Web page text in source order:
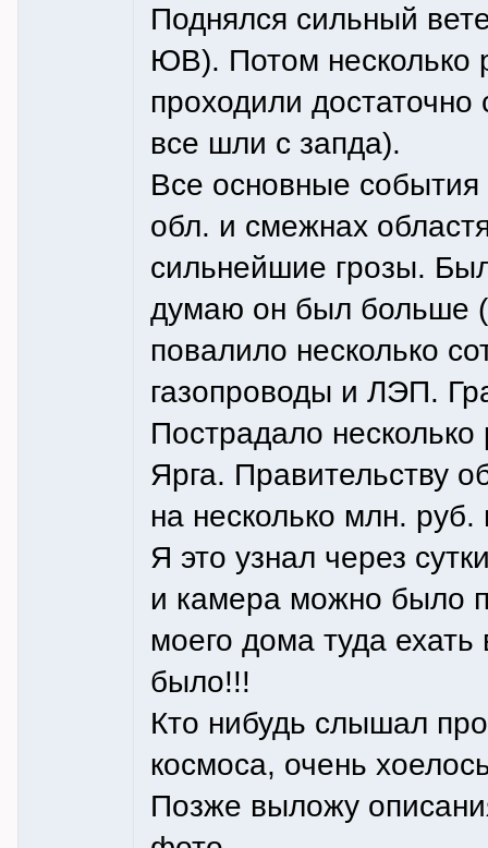
Поднялся сильный
ЮВ). Потом несколько
проходили
все шли с запда).
Все основные события
обл. и смежнах
сильнейшие грозы.
думаю он был больше
повалило несколько
газопроводы и ЛЭП.
Пострадало
Ярга. Правительству
на несколько млн.
Я это узнал через
и камера можно было
моего дома туда
было!!!
Кто нибудь слышал про
космоса, очень
Позже выложу